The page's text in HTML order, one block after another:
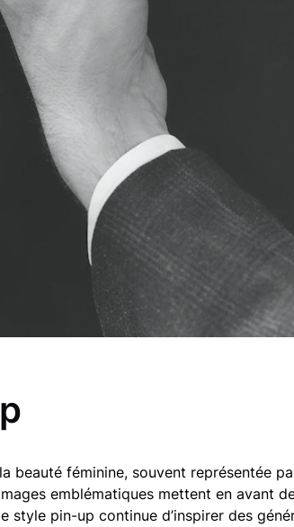
beauté féminine, souvent représentée
emblématiques mettent en avant
style pin-up continue d’inspirer des